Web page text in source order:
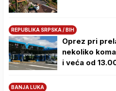
REPUBLIKA SRPSKA / BIH
Oprez pri
nekoliko
i veća od
BANJA LUKA